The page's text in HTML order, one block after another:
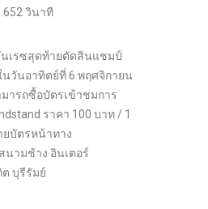
วินาที
เรซสุดท้ายตัดสินแชมป์
วันอาทิตย์ที่ 6 พฤศจิกายน
ารถซื้อบัตรเข้าชมการ
ราคา 100 บาท / 1
บัตรหน้าทาง
นามช้าง อินเตอร์
บุรีรัมย์